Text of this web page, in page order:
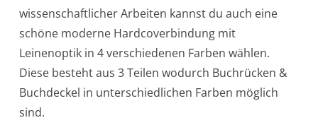
wissenschaftlicher Arbeiten kannst du auch eine
schöne moderne Hardcoverbindung mit
Leinenoptik in 4 verschiedenen Farben wählen.
Diese besteht aus 3 Teilen wodurch Buchrücken &
Buchdeckel in unterschiedlichen Farben möglich
sind.